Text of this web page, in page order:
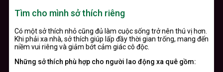
Tìm cho mình sở thích riêng
Có một sở thích nhỏ cũng đủ làm cuộc sống trở nên thú vị hơn.
Khi phải xa nhà, sở thích giúp lấp đầy thời gian trống, mang đến
niềm vui riêng và giảm bớt cảm giác cô độc.
Những sở thích phù hợp cho người lao động xa quê gồm: